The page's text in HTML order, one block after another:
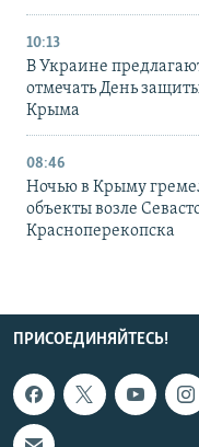
10:13
В Украине
отмечать День
Крыма
08:46
Ночью в Крыму
объекты возле
Красноперекопска
ПРИСОЕДИНЯЙТЕСЬ!